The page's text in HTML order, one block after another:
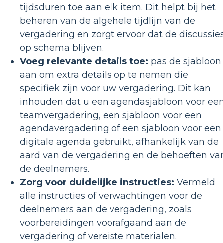
tijdsduren toe aan elk item. Dit helpt bij het
beheren van de algehele tijdlijn van de
vergadering en zorgt ervoor dat de
op schema blijven.
Voeg relevante details toe: pas de sjabloon
aan om extra details op te nemen die
specifiek zijn voor uw vergadering. Dit kan
inhouden dat u een agendasjabloon voor
teamvergadering, een sjabloon voor een
agendavergadering of een sjabloon voor een
digitale agenda gebruikt, afhankelijk van de
aard van de vergadering en de behoeften
de deelnemers.
Zorg voor duidelijke instructies: Vermeld
alle instructies of verwachtingen voor de
deelnemers aan de vergadering, zoals
voorbereidingen voorafgaand aan de
vergadering of vereiste materialen.